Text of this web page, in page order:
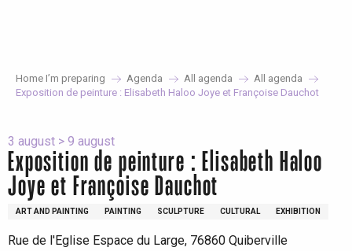
Home I’m preparing Agenda All agenda
All agenda
Exposition de peinture : Elisabeth Haloo Joye et Françoise Dauchot
3 august > 9 august
Exposition de peinture : Elisabeth Haloo
Joye et Françoise Dauchot
ART AND PAINTING PAINTING SCULPTURE CULTURAL EXHIBITION
Rue de l'Eglise Espace du Large, 76860 Quiberville